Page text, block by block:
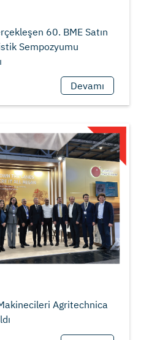
60. BME Satın
Sempozyumu
Devamı
Agritechnica